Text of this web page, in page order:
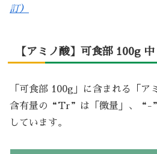
訂）
【アミノ酸】可食部 100g 中
「可食部 100g」に含まれる「ア
含有量の“Tr”は「微量」、“-”
しています。